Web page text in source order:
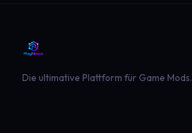
Die ultimative Plattform für Game Mods.